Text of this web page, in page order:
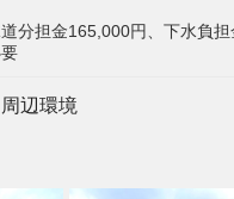
分担金165,000円、下水負担
周辺環境